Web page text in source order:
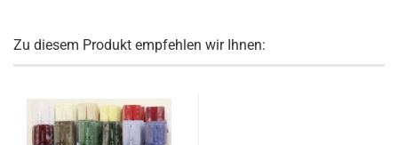
Zu diesem Produkt empfehlen wir Ihnen: